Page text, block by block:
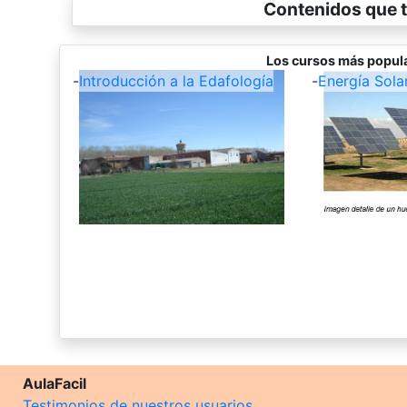
Contenidos que
Los cursos más
-Introducción a la Edafología -Energía
AulaFacil